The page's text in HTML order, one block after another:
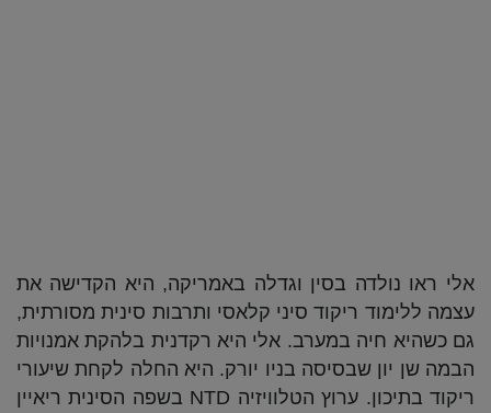
אלי ראו נולדה בסין וגדלה באמריקה, היא הקדישה את
עצמה ללימוד ריקוד סיני קלאסי ותרבות סינית מסורתית,
גם כשהיא חיה במערב. אלי היא רקדנית בלהקת אמנויות
הבמה שן יון שבסיסה בניו יורק. היא החלה לקחת שיעורי
ריקוד בתיכון. ערוץ הטלוויזיה NTD בשפה הסינית ריאיין